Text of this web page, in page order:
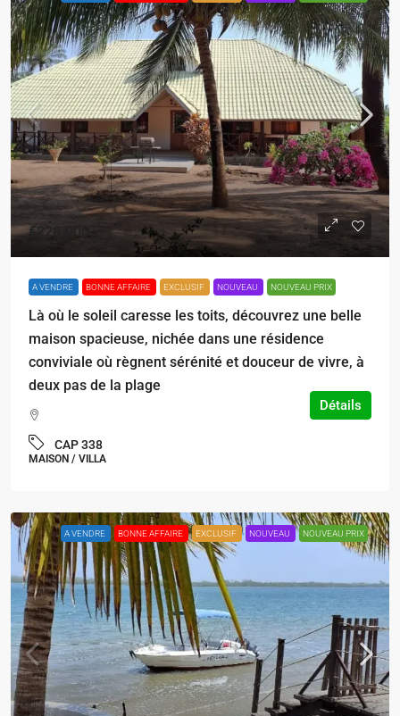
€228.000
A VENDRE BONNE AFFAIRE EXCLUSIF NOUVEAU NOUVEAU PRIX
Là où le soleil caresse les toits, découvrez une belle
maison spacieuse, nichée dans une résidence
conviviale où règnent sérénité et douceur de vivre, à
deux pas de la plage
CAP 338
MAISON / VILLA
Détails
A VENDRE BONNE AFFAIRE EXCLUSIF NOUVEAU NOUVEAU PRIX